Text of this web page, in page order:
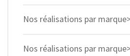
Nos réalisations par
Nos réalisations par